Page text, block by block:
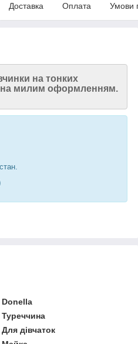
Доставка Оплата Умови
на тонких
милим оформленням.
Donella
Туреччина
Для дівчаток